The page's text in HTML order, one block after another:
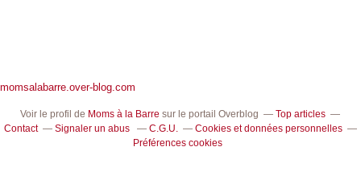
momsalabarre.over-blog.com
Voir le profil de Moms à la Barre sur le portail Overblog
Top articles
Contact
Signaler un abus C.G.U.
Cookies et données personnelles
Préférences cookies